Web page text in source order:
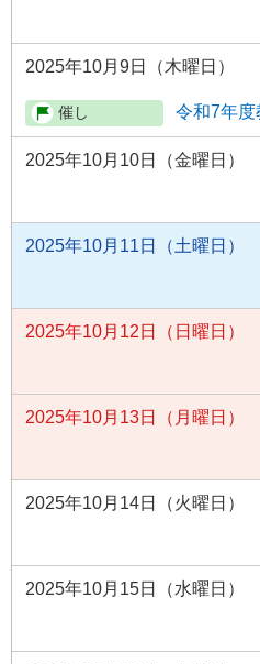
2025年10月9日（木曜日）
令和7年度
2025年10月10日（金曜日）
2025年10月11日（土曜日）
2025年10月12日（日曜日）
2025年10月13日（月曜日）
2025年10月14日（火曜日）
2025年10月15日（水曜日）